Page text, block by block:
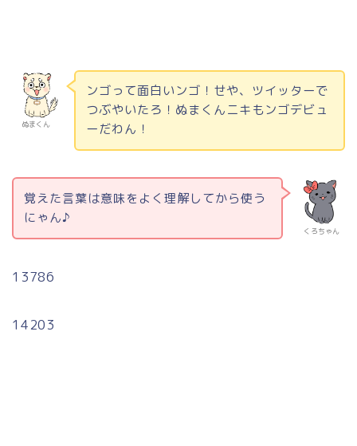
ぬまくん
ンゴって面白いンゴ！せや、ツイッターで
つぶやいたろ！ぬまくんニキもンゴデビュ
ーだわん！
くろちゃん
覚えた言葉は意味をよく理解してから使う
にゃん♪
13786
14203